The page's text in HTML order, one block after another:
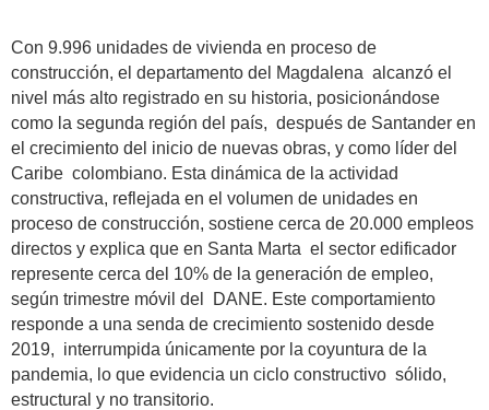
Con 9.996 unidades de vivienda en proceso de
construcción, el departamento del Magdalena alcanzó el
nivel más alto registrado en su historia, posicionándose
como la segunda región del país, después de Santander en
el crecimiento del inicio de nuevas obras, y como líder del
Caribe colombiano. Esta dinámica de la actividad
constructiva, reflejada en el volumen de unidades en
proceso de construcción, sostiene cerca de 20.000 empleos
directos y explica que en Santa Marta el sector edificador
represente cerca del 10% de la generación de empleo,
según trimestre móvil del DANE. Este comportamiento
responde a una senda de crecimiento sostenido desde
2019, interrumpida únicamente por la coyuntura de la
pandemia, lo que evidencia un ciclo constructivo sólido,
estructural y no transitorio.